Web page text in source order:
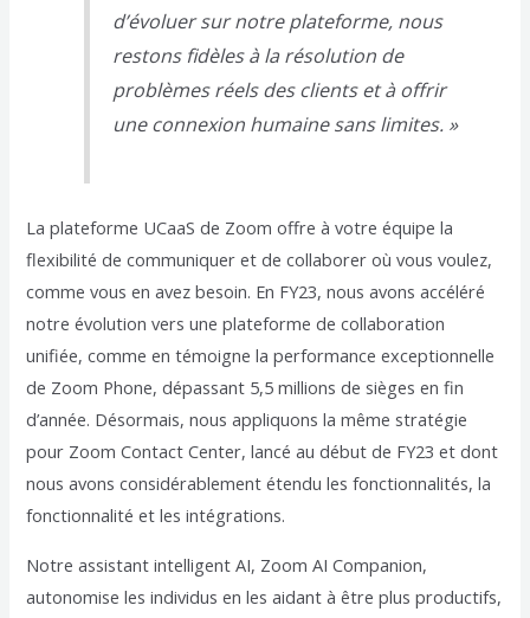
d’évoluer sur notre plateforme, nous
restons fidèles à la résolution de
problèmes réels des clients et à offrir
une connexion humaine sans limites. »
La plateforme UCaaS de Zoom offre à votre équipe la
flexibilité de communiquer et de collaborer où vous voulez,
comme vous en avez besoin. En FY23, nous avons accéléré
notre évolution vers une plateforme de collaboration
unifiée, comme en témoigne la performance exceptionnelle
de Zoom Phone, dépassant 5,5 millions de sièges en fin
d’année. Désormais, nous appliquons la même stratégie
pour Zoom Contact Center, lancé au début de FY23 et dont
nous avons considérablement étendu les fonctionnalités, la
fonctionnalité et les intégrations.
Notre assistant intelligent AI, Zoom AI Companion,
autonomise les individus en les aidant à être plus productifs,